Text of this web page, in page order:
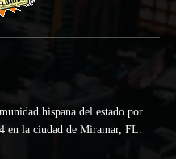
hispana del estado por
en la ciudad de Miramar, FL.